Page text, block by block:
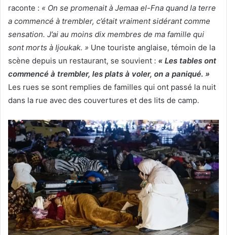
raconte : « On se promenait à Jemaa el-Fna quand la terre
a commencé à trembler, c’était vraiment sidérant comme
sensation. J’ai au moins dix membres de ma famille qui
sont morts à Ijoukak. » Une touriste anglaise, témoin de la
scène depuis un restaurant, se souvient : « Les tables ont
commencé à trembler, les plats à voler, on a paniqué. »
Les rues se sont remplies de familles qui ont passé la nuit
dans la rue avec des couvertures et des lits de camp.